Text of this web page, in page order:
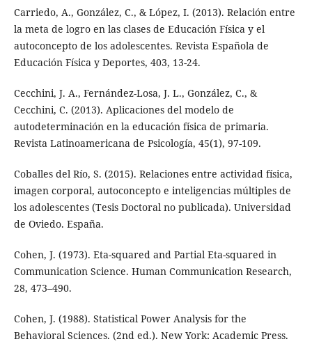
Carriedo, A., González, C., & López, I. (2013). Relación entre
la meta de logro en las clases de Educación Física y el
autoconcepto de los adolescentes. Revista Española de
Educación Física y Deportes, 403, 13-24.
Cecchini, J. A., Fernández-Losa, J. L., González, C., &
Cecchini, C. (2013). Aplicaciones del modelo de
autodeterminación en la educación física de primaria.
Revista Latinoamericana de Psicología, 45(1), 97-109.
Coballes del Río, S. (2015). Relaciones entre actividad física,
imagen corporal, autoconcepto e inteligencias múltiples de
los adolescentes (Tesis Doctoral no publicada). Universidad
de Oviedo. España.
Cohen, J. (1973). Eta-squared and Partial Eta-squared in
Communication Science. Human Communication Research,
28, 473–490.
Cohen, J. (1988). Statistical Power Analysis for the
Behavioral Sciences. (2nd ed.). New York: Academic Press.